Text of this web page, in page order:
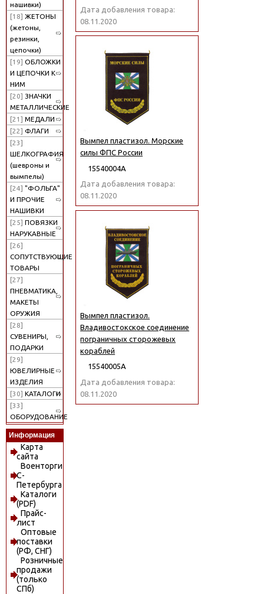
нашивки)
[18] ЖЕТОНЫ
(жетоны,
резинки,
цепочки)
[19] ОБЛОЖКИ
И ЦЕПОЧКИ К
НИМ
[20] ЗНАЧКИ
МЕТАЛЛИЧЕСКИЕ
[21] МЕДАЛИ
[22] ФЛАГИ
[23]
ШЕЛКОГРАФИЯ
(шевроны и
вымпелы)
[24] "ФОЛЬГА"
И ПРОЧИЕ
НАШИВКИ
[25] ПОВЯЗКИ
НАРУКАВНЫЕ
[26]
СОПУТСТВУЮЩИЕ
ТОВАРЫ
[27]
ПНЕВМАТИКА,
МАКЕТЫ
ОРУЖИЯ
[28]
СУВЕНИРЫ,
ПОДАРКИ
[29]
ЮВЕЛИРНЫЕ
ИЗДЕЛИЯ
[30] КАТАЛОГИ
[33]
ОБОРУДОВАНИЕ
Информация
Карта
сайта
Военторги
С-
Петербурга
Каталоги
(PDF)
Прайс-
лист
Оптовые
поставки
(РФ, СНГ)
Розничные
продажи
(только
СПб)
Дата добавления товара:
08.11.2020
Вымпел пластизол. Морские
силы ФПС России
15540004А
Дата добавления товара:
08.11.2020
Вымпел пластизол.
Владивостокское соединение
пограничных сторожевых
кораблей
15540005А
Дата добавления товара:
08.11.2020